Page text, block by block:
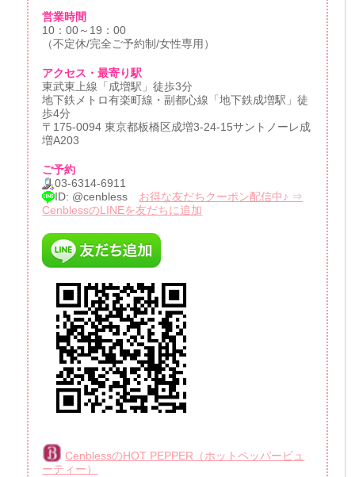
営業時間
10：00～19：00
（不定休/完全ご予約制/女性専用）
アクセス・最寄り駅
東武東上線「成増駅」徒歩3分
地下鉄メトロ有楽町線・副都心線「地下鉄成増駅」徒
歩4分
〒175-0094 東京都板橋区成増3-24-15サントノーレ成
増A203
ご予約
03-6314-6911
ID: @cenbless お得な友だちクーポン配信中♪ ⇒
CenblessのLINEを友だちに追加
CenblessのHOT PEPPER（ホットペッパービュ
ーティー）